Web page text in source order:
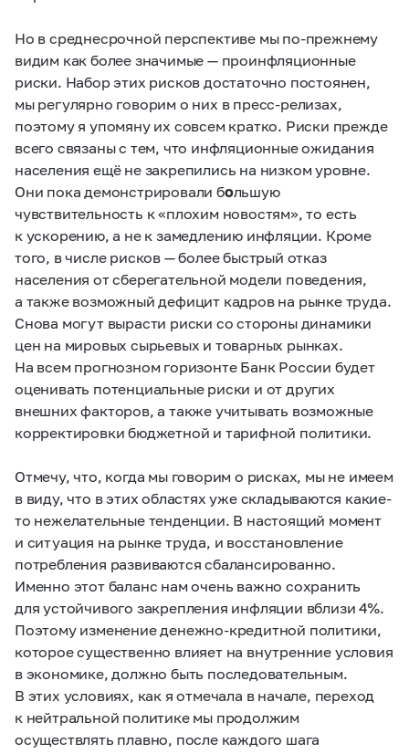
Но в среднесрочной перспективе мы по-прежнему
видим как более значимые — проинфляционные
риски. Набор этих рисков достаточно постоянен,
мы регулярно говорим о них в пресс-релизах,
поэтому я упомяну их совсем кратко. Риски прежде
всего связаны с тем, что инфляционные ожидания
населения ещё не закрепились на низком уровне.
Они пока демонстрировали большую
чувствительность к «плохим новостям», то есть
к ускорению, а не к замедлению инфляции. Кроме
того, в числе рисков — более быстрый отказ
населения от сберегательной модели поведения,
а также возможный дефицит кадров на рынке труда.
Снова могут вырасти риски со стороны динамики
цен на мировых сырьевых и товарных рынках.
На всем прогнозном горизонте Банк России будет
оценивать потенциальные риски и от других
внешних факторов, а также учитывать возможные
корректировки бюджетной и тарифной политики.
Отмечу, что, когда мы говорим о рисках, мы не имеем
в виду, что в этих областях уже складываются какие-
то нежелательные тенденции. В настоящий момент
и ситуация на рынке труда, и восстановление
потребления развиваются сбалансированно.
Именно этот баланс нам очень важно сохранить
для устойчивого закрепления инфляции вблизи 4%.
Поэтому изменение денежно-кредитной политики,
которое существенно влияет на внутренние условия
в экономике, должно быть последовательным.
В этих условиях, как я отмечала в начале, переход
к нейтральной политике мы продолжим
осуществлять плавно, после каждого шага